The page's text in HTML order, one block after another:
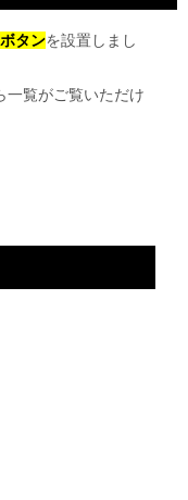
タンを設置しまし
一覧がご覧いただけ